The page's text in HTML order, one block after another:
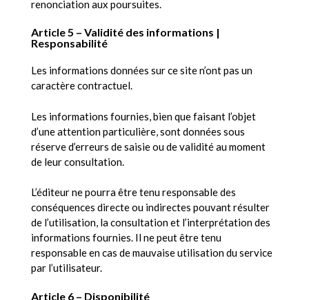
renonciation aux poursuites.
Article 5 – Validité des informations |
Responsabilité
Les informations données sur ce site n’ont pas un
caractère contractuel.
Les informations fournies, bien que faisant l’objet
d’une attention particulière, sont données sous
réserve d’erreurs de saisie ou de validité au moment
de leur consultation.
L’éditeur ne pourra être tenu responsable des
conséquences directe ou indirectes pouvant résulter
de l’utilisation, la consultation et l’interprétation des
informations fournies. Il ne peut être tenu
responsable en cas de mauvaise utilisation du service
par l’utilisateur.
Article 6 – Disponibilité